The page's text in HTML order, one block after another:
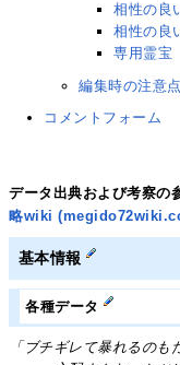
相性の良
相性の良
専用霊宝
編集時の注意点
コメントフォーム
データ出典および考察の
略wiki
基本情報
各種データ
「ブチギレて暴れるの